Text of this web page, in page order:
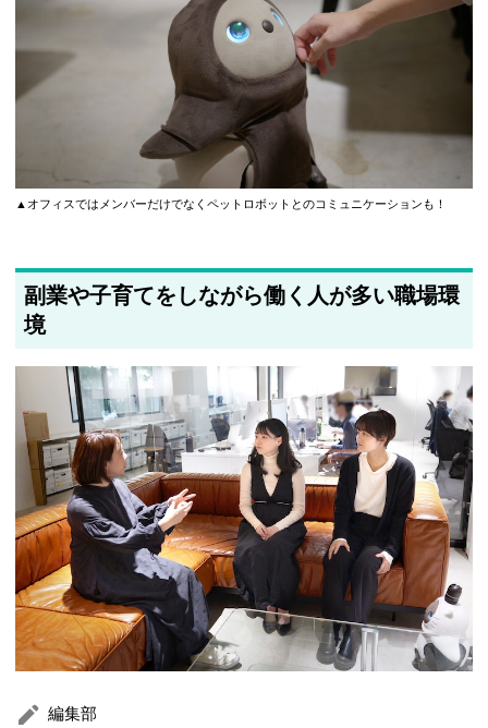
▲オフィスではメンバーだけでなくペットロボットとのコミュニケーションも！
副業や子育てをしながら働く人が多い職場環
境
編集部